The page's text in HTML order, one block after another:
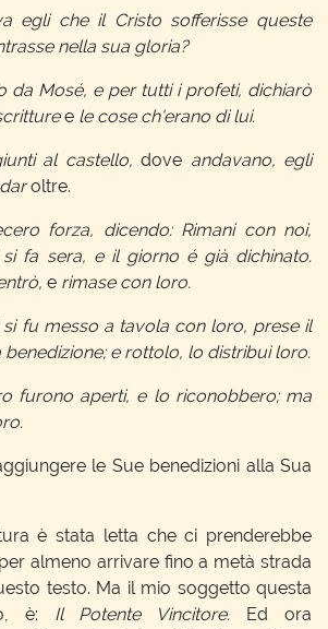
egli che il Cristo sofferisse queste
nella sua gloria?
da Mosé, e per tutti i profeti, dichiarò
e le cose ch'erano di lui.
al castello,dove andavano, egli
oltre.
forza, dicendo: Rimani con noi,
fa sera, e il giorno é già dichinato.
e rimase con loro.
fu messo a tavola con loro, prese il
benedizione; e rottolo, lo distribuì loro.
furono aperti, e lo riconobbero; ma
le Sue benedizioni alla Sua
è stata letta che ci prenderebbe
almeno arrivare fino a metà strada
testo. Ma il mio soggetto questa
è: Il Potente Vincitore. Ed ora